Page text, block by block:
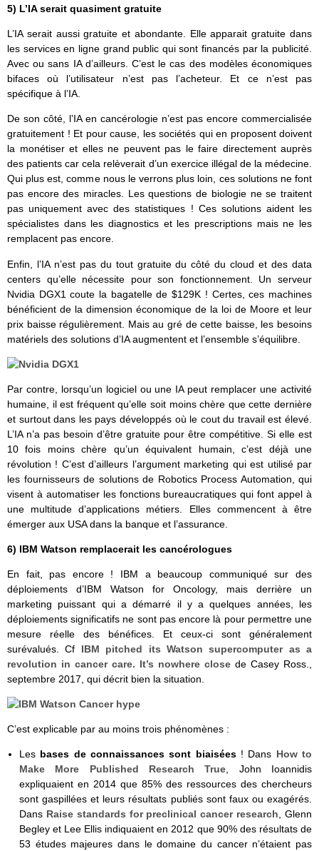
5) L’IA serait quasiment gratuite
L’IA serait aussi gratuite et abondante. Elle apparait gratuite dans
les services en ligne grand public qui sont financés par la publicité.
Avec ou sans IA d’ailleurs. C’est le cas des modèles économiques
bifaces où l’utilisateur n’est pas l’acheteur. Et ce n’est pas
spécifique à l’IA.
De son côté, l’IA en cancérologie n’est pas encore commercialisée
gratuitement ! Et pour cause, les sociétés qui en proposent doivent
la monétiser et elles ne peuvent pas le faire directement auprès
des patients car cela relèverait d’un exercice illégal de la médecine.
Qui plus est, comme nous le verrons plus loin, ces solutions ne font
pas encore des miracles. Les questions de biologie ne se traitent
pas uniquement avec des statistiques ! Ces solutions aident les
spécialistes dans les diagnostics et les prescriptions mais ne les
remplacent pas encore.
Enfin, l’IA n’est pas du tout gratuite du côté du cloud et des data
centers qu’elle nécessite pour son fonctionnement. Un serveur
Nvidia DGX1 coute la bagatelle de $129K ! Certes, ces machines
bénéficient de la dimension économique de la loi de Moore et leur
prix baisse régulièrement. Mais au gré de cette baisse, les besoins
matériels des solutions d’IA augmentent et l’ensemble s’équilibre.
Par contre, lorsqu’un logiciel ou une IA peut remplacer une activité
humaine, il est fréquent qu’elle soit moins chère que cette dernière
et surtout dans les pays développés où le cout du travail est élevé.
L’IA n’a pas besoin d’être gratuite pour être compétitive. Si elle est
10 fois moins chère qu’un équivalent humain, c’est déjà une
révolution ! C’est d’ailleurs l’argument marketing qui est utilisé par
les fournisseurs de solutions de Robotics Process Automation, qui
visent à automatiser les fonctions bureaucratiques qui font appel à
une multitude d’applications métiers. Elles commencent à être
émerger aux USA dans la banque et l’assurance.
6) IBM Watson remplacerait les cancérologues
En fait, pas encore ! IBM a beaucoup communiqué sur des
déploiements d’IBM Watson for Oncology, mais derrière un
marketing puissant qui a démarré il y a quelques années, les
déploiements significatifs ne sont pas encore là pour permettre une
mesure réelle des bénéfices. Et ceux-ci sont généralement
surévalués. Cf IBM pitched its Watson supercomputer as a
revolution in cancer care. It’s nowhere close de Casey Ross.,
septembre 2017, qui décrit bien la situation.
C’est explicable par au moins trois phénomènes :
Les bases de connaissances sont biaisées ! Dans How to
Make More Published Research True , John Ioannidis
expliquaient en 2014 que 85% des ressources des chercheurs
sont gaspillées et leurs résultats publiés sont faux ou exagérés.
Dans Raise standards for preclinical cancer research , Glenn
Begley et Lee Ellis indiquaient en 2012 que 90% des résultats de
53 études majeures dans le domaine du cancer n’étaient pas